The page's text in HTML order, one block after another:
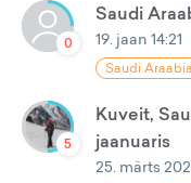
0
Saudi
19. jaan 14:21
Saudi Araabia
5
Kuveit,
jaanuaris
25. märts